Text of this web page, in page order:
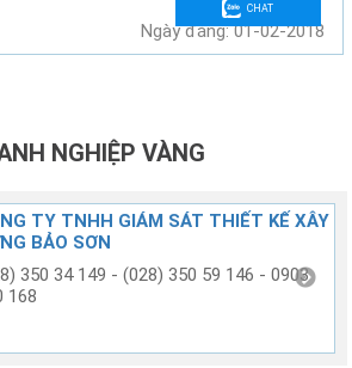
Ngày đăng: 01-02-2018
CHAT
NGHIỆP VÀNG
TY TNHH GIÁM SÁT THIẾT KẾ XÂY
BẢO SƠN
34 149 - (028) 350 59 146 - 0903
168